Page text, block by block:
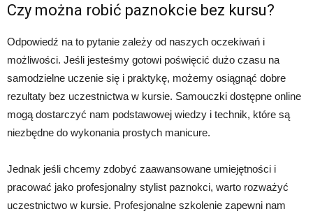
Czy można robić paznokcie bez kursu?
Odpowiedź na to pytanie zależy od naszych oczekiwań i
możliwości. Jeśli jesteśmy gotowi poświęcić dużo czasu na
samodzielne uczenie się i praktykę, możemy osiągnąć dobre
rezultaty bez uczestnictwa w kursie. Samouczki dostępne online
mogą dostarczyć nam podstawowej wiedzy i technik, które są
niezbędne do wykonania prostych manicure.
Jednak jeśli chcemy zdobyć zaawansowane umiejętności i
pracować jako profesjonalny stylist paznokci, warto rozważyć
uczestnictwo w kursie. Profesjonalne szkolenie zapewni nam